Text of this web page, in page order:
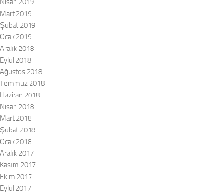
Nisan 2019
Mart 2019
Şubat 2019
Ocak 2019
Aralık 2018
Eylül 2018
Ağustos 2018
Temmuz 2018
Haziran 2018
Nisan 2018
Mart 2018
Şubat 2018
Ocak 2018
Aralık 2017
Kasım 2017
Ekim 2017
Eylül 2017